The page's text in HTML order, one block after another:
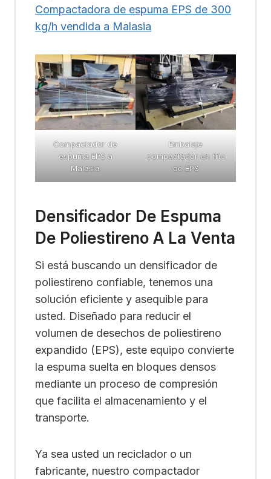
Compactadora de espuma EPS de 300
kg/h vendida a Malasia
Compactador de
espuma EPS a
Malasia
Embalaje
compactador en frío
de EPS
Densificador De Espuma
De Poliestireno A La Venta
Si está buscando un densificador de
poliestireno confiable, tenemos una
solución eficiente y asequible para
usted. Diseñado para reducir el
volumen de desechos de poliestireno
expandido (EPS), este equipo convierte
la espuma suelta en bloques densos
mediante un proceso de compresión
que facilita el almacenamiento y el
transporte.
Ya sea usted un reciclador o un
fabricante, nuestro compactador